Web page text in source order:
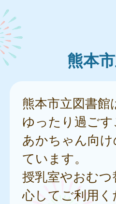
熊本
熊本市立図書
ゆったり過ご
あかちゃん向
ています。
授乳室やおむ
心してご利用く